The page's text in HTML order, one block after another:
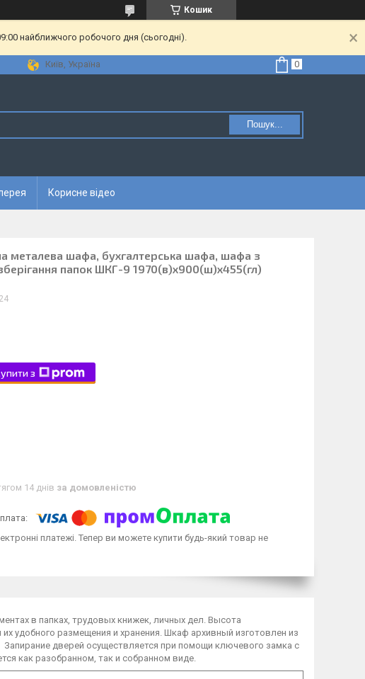
Кошик
найближчого робочого дня (сьогодні).
Київ, Україна
Пошук...
Корисне відео
металева шафа, бухгалтерська шафа, шафа з
папок ШКГ-9 1970(в)х900(ш)х455(гл)
з
14 днів за домовленістю
платежі. Тепер ви можете купити будь-який товар не
в папках, трудовых книжек, личных дел. Высота
удобного размещения и хранения. Шкаф архивный изготовлен из
дверей осуществляется при помощи ключевого замка с
как разобранном, так и собранном виде.